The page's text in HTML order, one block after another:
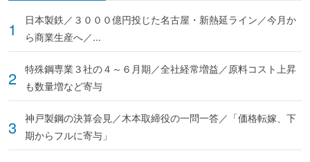
日本製鉄／３０００億円投じた名古屋・新熱延ライン／今月か
ら商業生産へ／...
特殊鋼専業３社の４～６月期／全社経常増益／原料コスト上昇
も数量増など寄与
神戸製鋼の決算会見／木本取締役の一問一答／「価格転嫁、下
期からフルに寄与」